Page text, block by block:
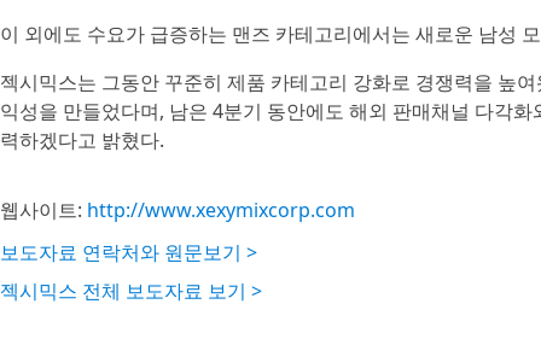
이 외에도 수요가 급증하는 맨즈 카테고리에서는 새로운 남성
젝시믹스는 그동안 꾸준히 제품 카테고리 강화로 경쟁력을 높
익성을 만들었다며, 남은 4분기 동안에도 해외 판매채널 다각
력하겠다고 밝혔다.
웹사이트: http://www.xexymixcorp.com
보도자료 연락처와 원문보기 >
젝시믹스 전체 보도자료 보기 >